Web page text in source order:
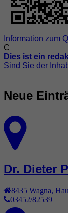
Information zum
C
Dies ist ein
Sind Sie der
Neue
Dr. Dieter
8435 Wagna
03452/82539